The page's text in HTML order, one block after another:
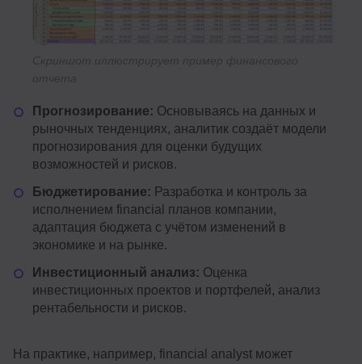
Прогнозирование: Основываясь на данных и
рыночных тенденциях, аналитик создаёт модели
прогнозирования для оценки будущих
возможностей и рисков.
Бюджетирование: Разработка и контроль за
исполнением financial планов компании,
адаптация бюджета с учётом изменений в
экономике и на рынке.
Инвестиционный анализ: Оценка
инвестиционных проектов и портфелей, анализ
рентабельности и рисков.
На практике, например, financial analyst может